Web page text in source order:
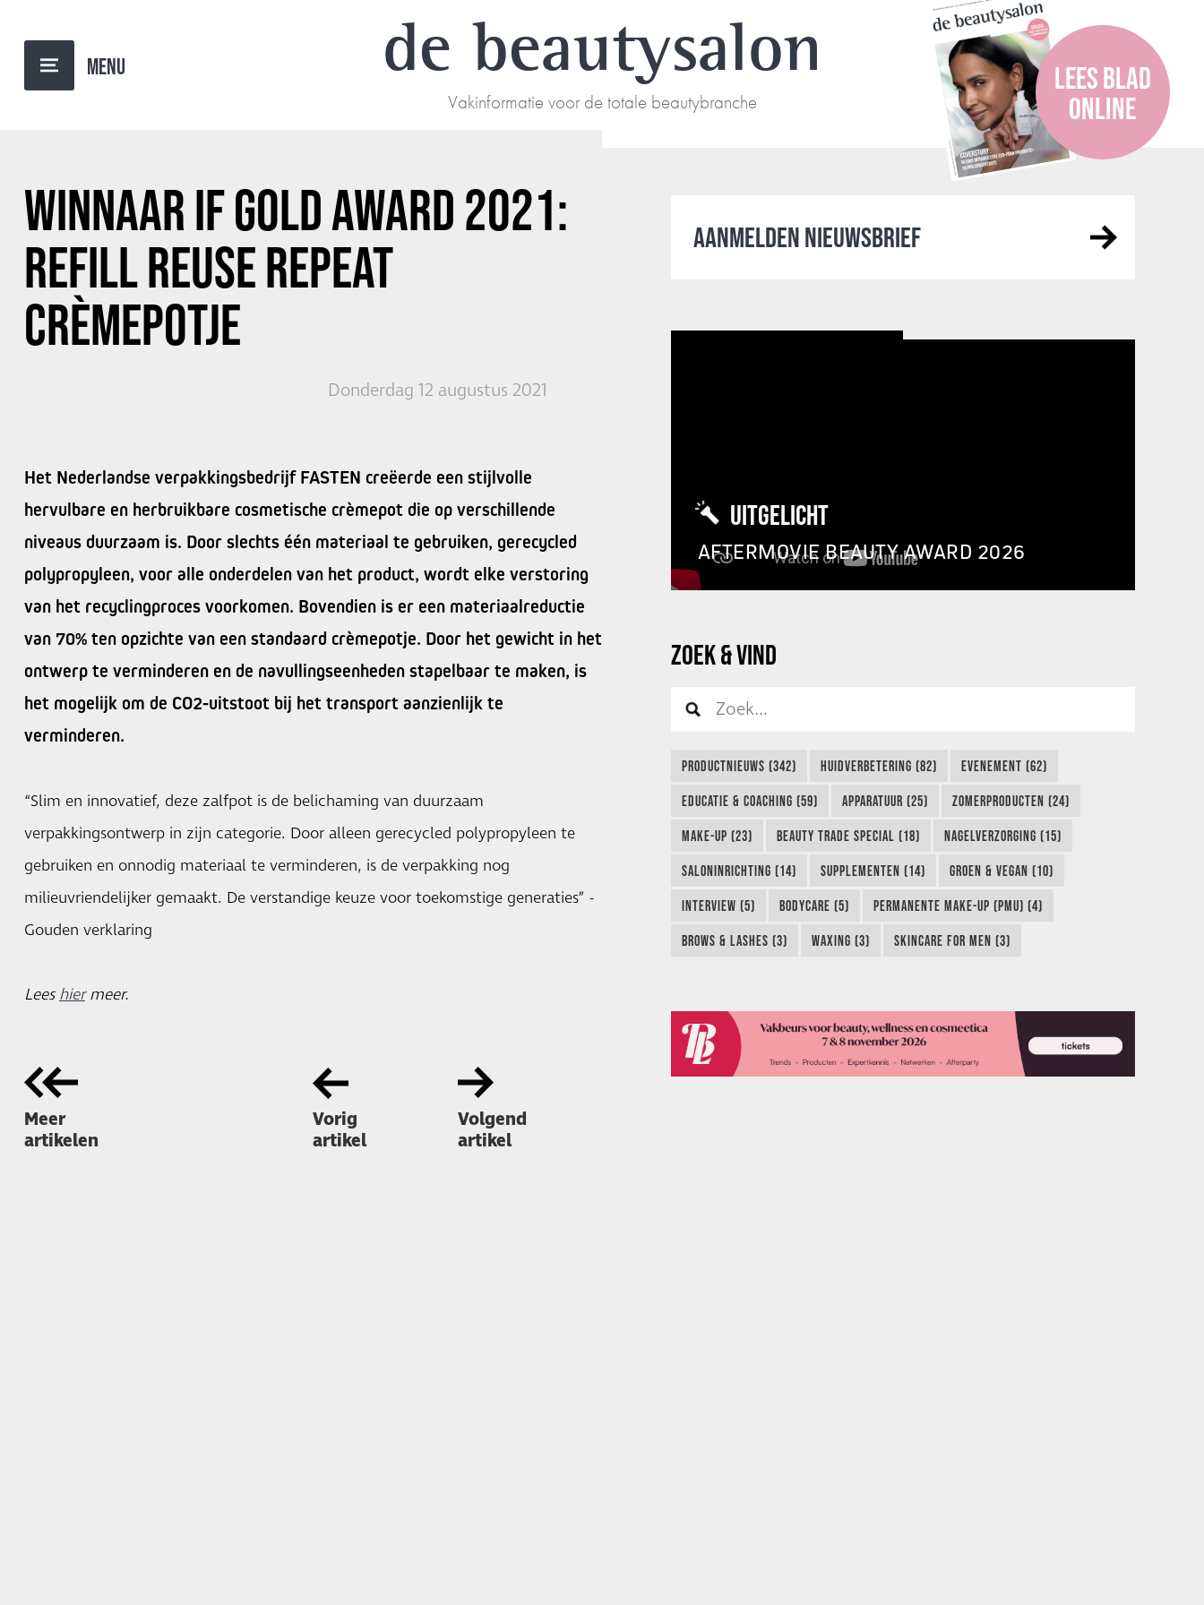
de beautysalon
Vakinformatie voor de totale beautybranche
LEES BLAD
ONLINE
WINNAAR IF GOLD AWARD 2021:
REFILL REUSE REPEAT
CRÈMEPOTJE
Donderdag 12 augustus 2021
Het Nederlandse verpakkingsbedrijf FASTEN creëerde een stijlvolle
hervulbare en herbruikbare cosmetische crèmepot die op verschillende
niveaus duurzaam is. Door slechts één materiaal te gebruiken, gerecycled
polypropyleen, voor alle onderdelen van het product, wordt elke verstoring
van het recyclingproces voorkomen. Bovendien is er een materiaalreductie
van 70% ten opzichte van een standaard crèmepotje. Door het gewicht in het
ontwerp te verminderen en de navullingseenheden stapelbaar te maken, is
het mogelijk om de CO2-uitstoot bij het transport aanzienlijk te
verminderen.
“Slim en innovatief, deze zalfpot is de belichaming van duurzaam
verpakkingsontwerp in zijn categorie. Door alleen gerecycled polypropyleen te
gebruiken en onnodig materiaal te verminderen, is de verpakking nog
milieuvriendelijker gemaakt. De verstandige keuze voor toekomstige generaties” -
Gouden verklaring
Lees hiermeer.
Meer
artikelen
Vorig
artikel
Volgend
artikel
AANMELDEN NIEUWSBRIEF
UITGELICHT
AFTERMOVIE BEAUTY AWARD 2026
ZOEK & VIND
PRODUCTNIEUWS (342) HUIDVERBETERING (82) EVENEMENT (62)
EDUCATIE & COACHING (59) APPARATUUR (25) ZOMERPRODUCTEN (24)
MAKE-UP (23) BEAUTY TRADE SPECIAL (18) NAGELVERZORGING (15)
SALONINRICHTING (14) SUPPLEMENTEN (14) GROEN & VEGAN (10)
INTERVIEW (5) BODYCARE (5) PERMANENTE MAKE-UP (PMU) (4)
BROWS & LASHES (3) WAXING (3) SKINCARE FOR MEN (3)